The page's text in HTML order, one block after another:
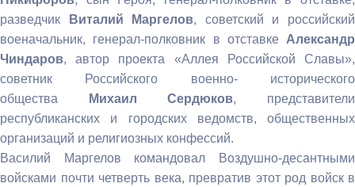
разведчик
Виталий Маргелов, советский и российский
военачальник, генерал-полковник в отставке Александр
Чиндаров, автор проекта «Аллея Российской Славы»,
советник Российского военно- исторического
общества
Михаил Сердюков, представители
республиканских и городских ведомств, общественных
организаций и религиозных конфессий.
Василий Маргелов командовал Воздушно-десантными
войсками почти четверть века, превратив этот род войск в